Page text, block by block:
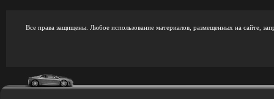
Все права защищены. Любое использование материалов, размещенных на сайте,